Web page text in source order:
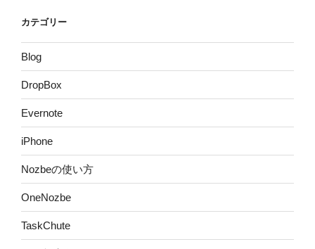
カテゴリー
Blog
DropBox
Evernote
iPhone
Nozbeの使い方
OneNozbe
TaskChute